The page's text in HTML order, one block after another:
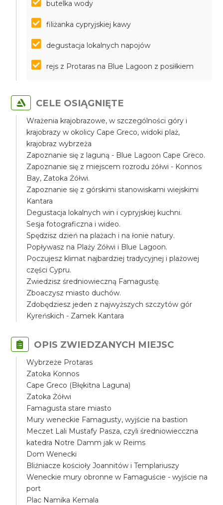
butelka wody
filiżanka cypryjskiej kawy
degustacja lokalnych napojów
rejs z Protaras na Blue Lagoon z posiłkiem
CELE OSIĄGNIĘTE
Wrażenia krajobrazowe, w szczególności góry i
krajobrazy w okolicy Cape Greco, widoki plaż,
krajobraz wybrzeża
Zapoznanie się z laguną - Blue Lagoon Cape Greco.
Zapoznanie się z miejscem rozrodu żółwi - Konnos
Bay, Zatoka Żółwi.
Zapoznanie się z górskimi stanowiskami wiejskimi
Kantara
Degustacja lokalnych win i cypryjskiej kuchni.
Sesja fotograficzna i wideo.
Spędzisz dzień na plażach i na łonie natury.
Popływasz na Plaży Żółwi i Blue Lagoon.
Poczujesz klimat najbardziej tradycyjnej i plażowej
części Cypru.
Zwiedzisz średniowieczną Famagustę.
Zboaczysz miasto duchów.
Zdobędziesz jeden z najwyższych szczytów gór
Kyreńskich - Zamek Kantara
OPIS ZWIEDZANYCH MIEJSC
Wybrzeże Protaras
Zatoka Konnos
Cape Greco (Błękitna Laguna)
Zatoka Żółwi
Famagusta stare miasto
Mury weneckie Famagusty, wyjście na bastion
Meczet Lali Mustafy Pasza, czyli średniowiecczna
katedra Notre Damm jak w Reims
Dom Wenecki
Bliźniacze kościoły Joannitów i Templariuszy
Weneckie mury obronne w Famaguście - wyjście na
port
Plac Namika Kemala